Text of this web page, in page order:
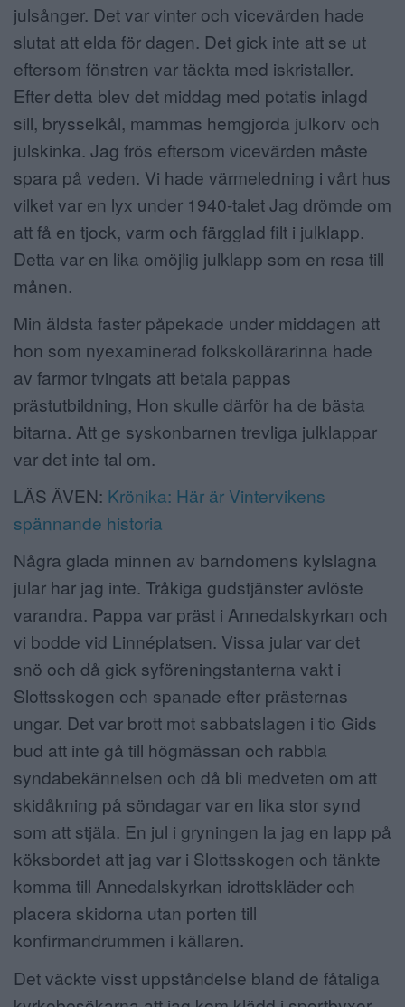
julsånger. Det var vinter och vicevärden hade
slutat att elda för dagen. Det gick inte att se ut
eftersom fönstren var täckta med iskristaller.
Efter detta blev det middag med potatis inlagd
sill, brysselkål, mammas hemgjorda julkorv och
julskinka. Jag frös eftersom vicevärden måste
spara på veden. Vi hade värmeledning i vårt hus
vilket var en lyx under 1940-talet Jag drömde om
att få en tjock, varm och färgglad filt i julklapp.
Detta var en lika omöjlig julklapp som en resa till
månen.
Min äldsta faster påpekade under middagen att
hon som nyexaminerad folkskollärarinna hade
av farmor tvingats att betala pappas
prästutbildning, Hon skulle därför ha de bästa
bitarna. Att ge syskonbarnen trevliga julklappar
var det inte tal om.
LÄS ÄVEN: Krönika: Här är Vintervikens
spännande historia
Några glada minnen av barndomens kylslagna
jular har jag inte. Tråkiga gudstjänster avlöste
varandra. Pappa var präst i Annedalskyrkan och
vi bodde vid Linnéplatsen. Vissa jular var det
snö och då gick syföreningstanterna vakt i
Slottsskogen och spanade efter prästernas
ungar. Det var brott mot sabbatslagen i tio Gids
bud att inte gå till högmässan och rabbla
syndabekännelsen och då bli medveten om att
skidåkning på söndagar var en lika stor synd
som att stjäla. En jul i gryningen la jag en lapp på
köksbordet att jag var i Slottsskogen och tänkte
komma till Annedalskyrkan idrottskläder och
placera skidorna utan porten till
konfirmandrummen i källaren.
Det väckte visst uppståndelse bland de fåtaliga